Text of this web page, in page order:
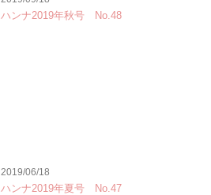
ハンナ2019年秋号 No.48
2019/06/18
ハンナ2019年夏号 No.47